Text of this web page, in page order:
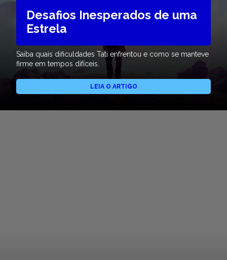
Desafios Inesperados de uma
Estrela
Saiba quais dificuldades Tati enfrentou e como se manteve
firme em tempos difíceis.
LEIA O ARTIGO